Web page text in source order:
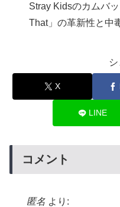
Stray Kidsのカムバ
That」の革新性と中
X
LINE
コメント
匿名 より: